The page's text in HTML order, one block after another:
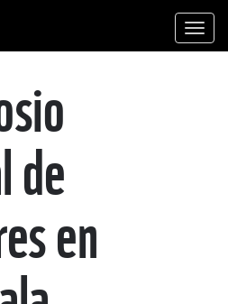
de
en